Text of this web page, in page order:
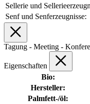
Sellerie und
Senf und Senferzeugnisse:
Tagung - Meeting -
Eigenschaften
Bio:
Hersteller:
Palmfett-/öl: